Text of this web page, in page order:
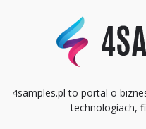
4samples.pl to portal o
technologiach,